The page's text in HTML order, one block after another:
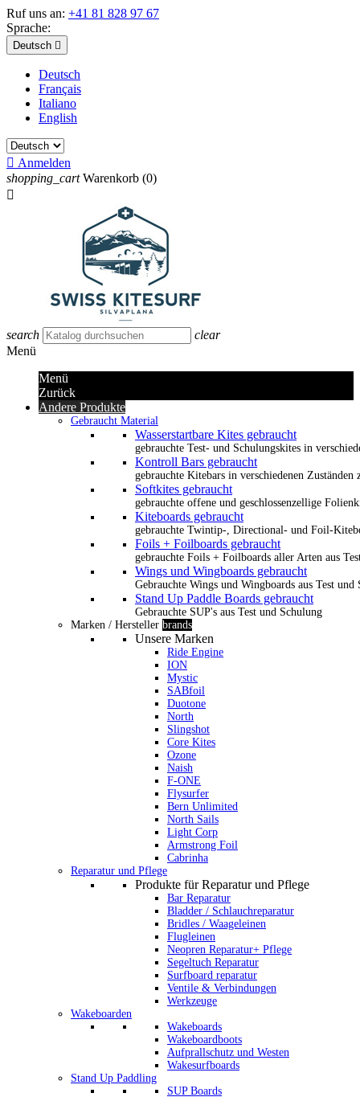
Ruf uns an: +41 81 828 97 67
Sprache:
Deutsch 
Deutsch
Français
Italiano
English
 Anmelden
shopping_cart Warenkorb (0)

search
clear
Menü
Menü
Zurück
Andere Produkte
Gebraucht Material
Wasserstartbare Kites gebraucht
gebrauchte Test- und Schulungskites in
Kontroll Bars gebraucht
gebrauchte Kitebars in verschiedenen Zuständen
Softkites gebraucht
gebrauchte offene und geschlossenzellige
Kiteboards gebraucht
gebrauchte Twintip-, Directional- und Foil-
Foils + Foilboards gebraucht
gebrauchte Foils + Foilboards aller Arten aus
Wings und Wingboards gebraucht
Gebrauchte Wings und Wingboards aus Test und
Stand Up Paddle Boards gebraucht
Gebrauchte SUP's aus Test und Schulung
Marken / Hersteller brands
Unsere Marken
Ride Engine
ION
Mystic
SABfoil
Duotone
North
Slingshot
Core Kites
Ozone
Naish
F-ONE
Flysurfer
Bern Unlimited
North Sails
Light Corp
Armstrong Foil
Cabrinha
Reparatur und Pflege
Produkte für Reparatur und Pflege
Bar Reparatur
Bladder / Schlauchreparatur
Bridles / Waageleinen
Flugleinen
Neopren Reparatur+ Pflege
Segeltuch Reparatur
Surfboard reparatur
Ventile & Verbindungen
Werkzeuge
Wakeboarden
Wakeboards
Wakeboardboots
Aufprallschutz und Westen
Wakesurfboards
Stand Up Paddling
SUP Boards